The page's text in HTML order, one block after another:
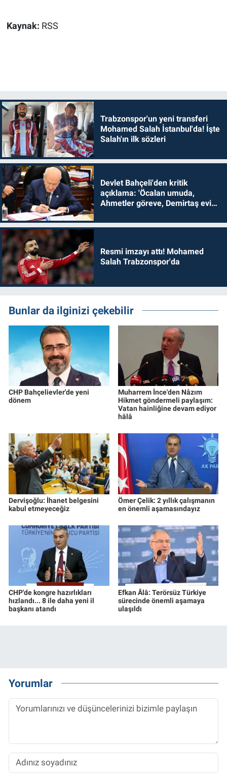
Kaynak: RSS
Trabzonspor'un yeni transferi
Mohamed Salah İstanbul'da! İşte
Salah'ın ilk sözleri
Devlet Bahçeli'den kritik
açıklama: 'Öcalan umuda,
Ahmetler göreve, Demirtaş evine
Resmi imzayı attı! Mohamed
Salah Trabzonspor'da
Bunlar da ilginizi çekebilir
CHP Bahçelievler'de yeni
dönem
Muharrem İnce'den Nâzım
Hikmet göndermeli paylaşım:
Vatan hainliğine devam ediyor
hâlâ
Dervişoğlu: İhanet belgesini
kabul etmeyeceğiz
Ömer Çelik: 2 yıllık çalışmanın
en önemli aşamasındayız
CHP'de kongre hazırlıkları
hızlandı... 8 ile daha yeni il
başkanı atandı
Efkan Âlâ: Terörsüz Türkiye
sürecinde önemli aşamaya
ulaşıldı
Yorumlar